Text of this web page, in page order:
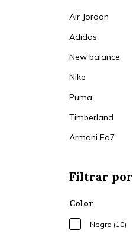
Air Jordan
Adidas
New balance
Nike
Puma
Timberland
Armani Ea7
Filtrar por
Color
Negro (10)